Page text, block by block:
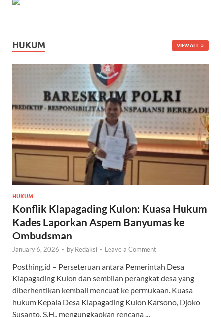
HUKUM VIEW ALL
HUKUM
Konflik Klapagading Kulon: Kuasa Hukum
Kades Laporkan Aspem Banyumas ke
Ombudsman
January 6, 2026 - by Redaksi - Leave a Comment
Posthing.id – Perseteruan antara Pemerintah Desa
Klapagading Kulon dan sembilan perangkat desa yang
diberhentikan kembali mencuat ke permukaan. Kuasa
hukum Kepala Desa Klapagading Kulon Karsono, Djoko
Susanto, S.H., mengungkapkan rencana …